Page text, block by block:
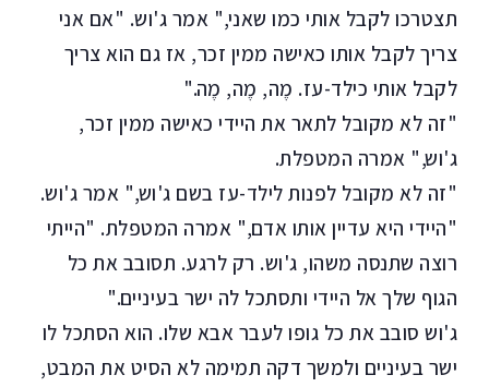
תצטרכו לקבל אותי כמו שאני," אמר ג'וש. "אם אני
צריך לקבל אותו כאישה ממין זכר, אז גם הוא צריך
לקבל אותי כילד-עז. מֶה, מֶה, מֶה."
"זה לא מקובל לתאר את היידי כאישה ממין זכר,
ג'וש," אמרה המטפלת.
"זה לא מקובל לפנות לילד-עז בשם ג'וש," אמר ג'וש.
"היידי היא עדיין אותו אדם," אמרה המטפלת. "הייתי
רוצה שתנסה משהו, ג'וש. רק לרגע. תסובב את כל
הגוף שלך אל היידי ותסתכל לה ישר בעיניים."
ג'וש סובב את כל גופו לעבר אבא שלו. הוא הסתכל לו
ישר בעיניים ולמשך דקה תמימה לא הסיט את המבט,